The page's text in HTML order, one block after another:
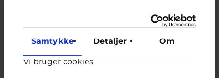
Samtykke Detaljer Om
Vi bruger cookies
På det seneste har jeg udviklet noget jeg tror
morgenmad eller frokost, og kun en halv